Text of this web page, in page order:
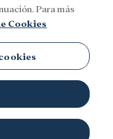
Para más
Cookies